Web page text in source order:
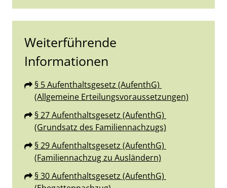
Weiterführende
Informationen
§ 5 Aufenthaltsgesetz (AufenthG)
(Allgemeine Erteilungsvoraussetzungen)
§ 27 Aufenthaltsgesetz (AufenthG)
(Grundsatz des Familiennachzugs)
§ 29 Aufenthaltsgesetz (AufenthG)
(Familiennachzug zu Ausländern)
§ 30 Aufenthaltsgesetz (AufenthG)